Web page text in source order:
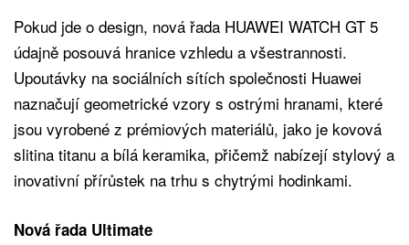
Pokud jde o design, nová řada HUAWEI WATCH GT 5
údajně posouvá hranice vzhledu a všestrannosti.
Upoutávky na sociálních sítích společnosti Huawei
naznačují geometrické vzory s ostrými hranami, které
jsou vyrobené z prémiových materiálů, jako je kovová
slitina titanu a bílá keramika, přičemž nabízejí stylový a
inovativní přírůstek na trhu s chytrými hodinkami.
Nová řada Ultimate